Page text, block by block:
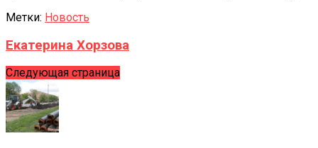
Метки: Новость
Екатерина Хорзова
Следующая страница